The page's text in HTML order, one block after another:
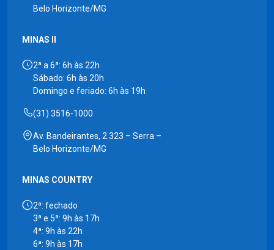
Belo Horizonte/MG
MINAS II
2ª a 6ª: 6h às 22h
Sábado: 6h às 20h
Domingo e feriado: 6h às 19h
(31) 3516-1000
Av. Bandeirantes, 2.323 – Serra –
Belo Horizonte/MG
MINAS COUNTRY
2ª: fechado
3ª e 5ª: 9h às 17h
4ª: 9h às 22h
6ª: 9h às 17h